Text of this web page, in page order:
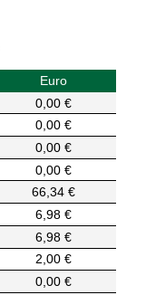
Euro
0,00 €
0,00 €
0,00 €
0,00 €
66,34 €
6,98 €
6,98 €
2,00 €
0,00 €